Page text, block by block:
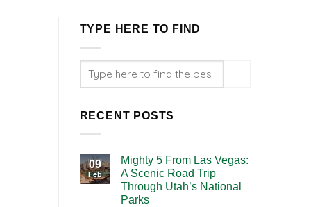
TYPE HERE TO FIND
RECENT POSTS
09
Feb
Mighty 5 From Las Vegas:
A Scenic Road Trip
Through Utah’s National
Parks